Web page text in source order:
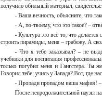
получило обильный материал,
- Ваша вечность, объясните, что
- А, по-твоему, что это такое? –
- Культура это всё то, что
строить пирамиды, меня – грабежу. А
- Что я тебе заказывал? – не
учебники для воспитания
только погубил меня и Гангстера. Ты
Говорил тебе: учись у Запада? Вот, где
- Пропади пропадом ваша мафия!
После непродолжительной паузы